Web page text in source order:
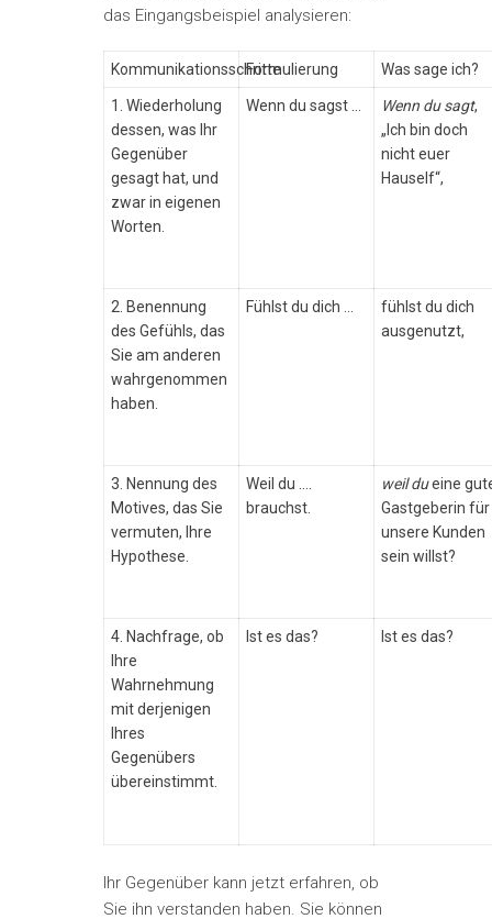
das Eingangsbeispiel analysieren:
KommunikationsschritteFormulierung Was sage ich?
1. Wiederholung
dessen, was Ihr
Gegenüber
gesagt hat, und
zwar in eigenen
Worten.
Wenn du sagst … Wenn du sagt,
„Ich bin doch
nicht euer
Hauself“,
2. Benennung
des Gefühls, das
Sie am anderen
wahrgenommen
haben.
Fühlst du dich …
fühlst du dich
ausgenutzt,
3. Nennung des
Motives, das Sie
vermuten, Ihre
Hypothese.
Weil du ….
brauchst.
weil dueine
Gastgeberin für
unsere Kunden
sein willst?
4. Nachfrage, ob
Ihre
Wahrnehmung
mit derjenigen
Ihres
Gegenübers
übereinstimmt.
Ist es das? Ist es das?
Ihr Gegenüber kann jetzt erfahren, ob
Sie ihn verstanden haben. Sie können